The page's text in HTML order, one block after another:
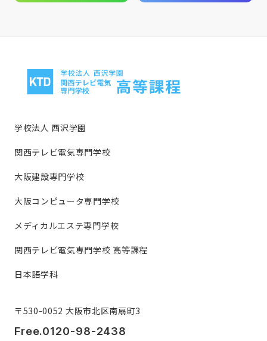
学校法人 西沢学園
関西テレビ電気専門学校
大阪建設専門学校
大阪コンピュータ専門学校
メディカルエステ専門学校
関西テレビ電気専門学校 高等課程
日本語学科
〒530-0052 大阪市北区南扇町3
Free.0120-98-2438